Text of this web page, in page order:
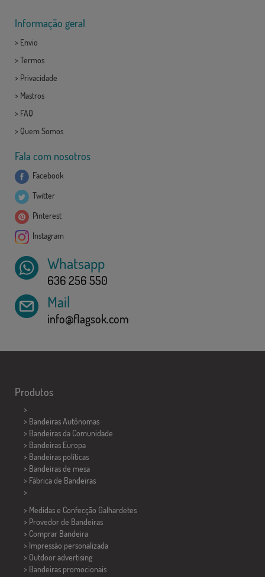
Informação geral
> Envio
> Termos
> Privacidade
> Mastros
> FAQ
> Quem Somos
Fala com nosotros
Facebook
Twitter
Pinterest
Instagram
Whatsapp
636 256 550
Mail
info@flagsok.com
Produtos
>
> Bandeiras Autônomas
> Bandeiras da Comunidade
> Bandeiras Europa
> Bandeiras políticas
> Bandeiras de mesa
> Fábrica de Bandeiras
>
> Medidas e Confecção Galhardetes
> Provedor de Bandeiras
> Comprar Bandeira
> Impressão personalizada
> Outdoor advertising
> Bandeiras promocionais